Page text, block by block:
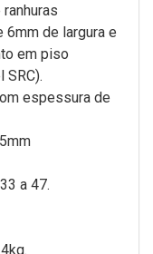
de largura e
em piso
SRC).
espessura de
a 47.